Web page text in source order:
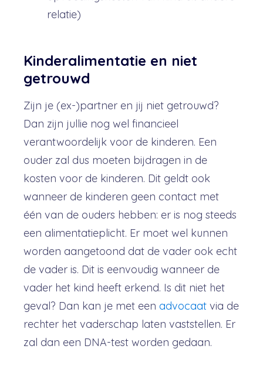
relatie)
Kinderalimentatie en niet
getrouwd
Zijn je (ex-)partner en jij niet getrouwd?
Dan zijn jullie nog wel financieel
verantwoordelijk voor de kinderen. Een
ouder zal dus moeten bijdragen in de
kosten voor de kinderen. Dit geldt ook
wanneer de kinderen geen contact met
één van de ouders hebben: er is nog steeds
een alimentatieplicht. Er moet wel kunnen
worden aangetoond dat de vader ook echt
de vader is. Dit is eenvoudig wanneer de
vader het kind heeft erkend. Is dit niet het
geval? Dan kan je met een advocaat via de
rechter het vaderschap laten vaststellen. Er
zal dan een DNA-test worden gedaan.